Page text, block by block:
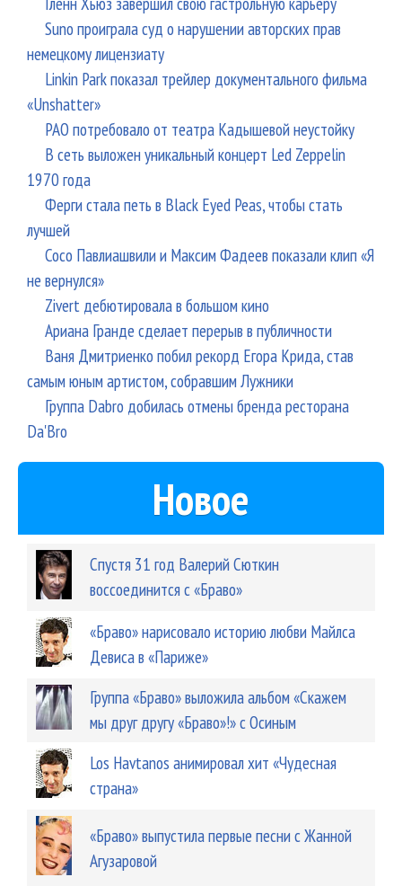
Suno проиграла суд о нарушении авторских прав
немецкому лицензиату
Linkin Park показал трейлер документального фильма
«Unshatter»
РАО потребовало от театра Кадышевой неустойку
В сеть выложен уникальный концерт Led Zeppelin
1970 года
Ферги стала петь в Black Eyed Peas, чтобы стать
лучшей
Сосо Павлиашвили и Максим Фадеев показали клип «Я
не вернулся»
Zivert дебютировала в большом кино
Ариана Гранде сделает перерыв в публичности
Ваня Дмитриенко побил рекорд Егора Крида, став
самым юным артистом, собравшим Лужники
Группа Dabro добилась отмены бренда ресторана
Da'Bro
Новое
Спустя 31 год Валерий Сюткин
воссоединится с «Браво»
«Браво» нарисовало историю любви Майлса
Девиса в «Париже»
Группа «Браво» выложила альбом «Скажем
мы друг другу «Браво»!» с Осиным
Los Havtanos анимировал хит «Чудесная
страна»
«Браво» выпустила первые песни с Жанной
Агузаровой